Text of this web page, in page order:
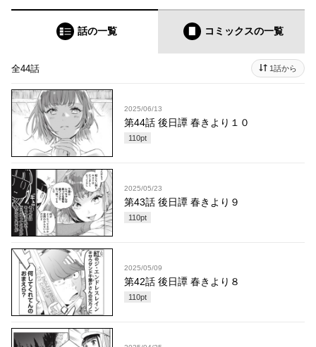
話の一覧 コミックスの一覧
全44話 1話から
2025/06/13
第44話 後日譚 春きより１０
110pt
2025/05/23
第43話 後日譚 春きより９
110pt
2025/05/09
第42話 後日譚 春きより８
110pt